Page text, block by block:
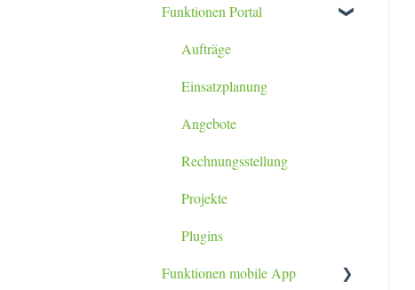
Funktionen Portal
Aufträge
Einsatzplanung
Angebote
Rechnungsstellung
Projekte
Plugins
Funktionen mobile App